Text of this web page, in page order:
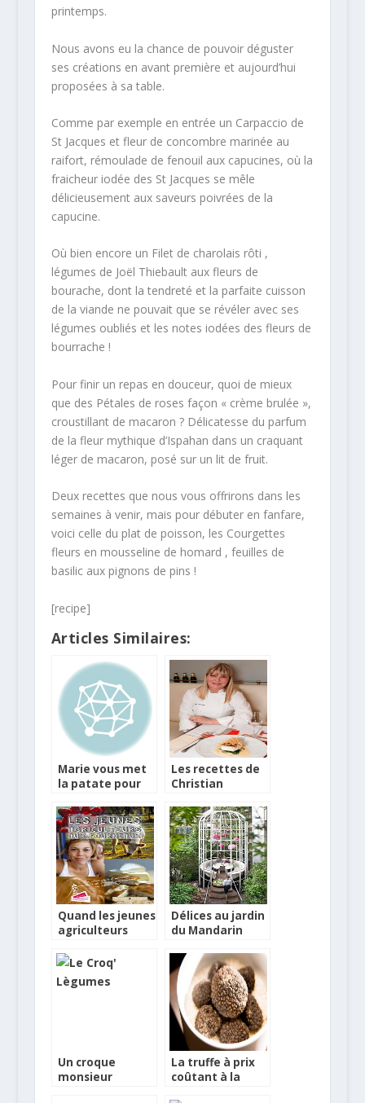
printemps.
Nous avons eu la chance de pouvoir déguster
ses créations en avant première et aujourd’hui
proposées à sa table.
Comme par exemple en entrée un Carpaccio de
St Jacques et fleur de concombre marinée au
raifort, rémoulade de fenouil aux capucines, où la
fraicheur iodée des St Jacques se mêle
délicieusement aux saveurs poivrées de la
capucine.
Où bien encore un Filet de charolais rôti ,
légumes de Joël Thiebault aux fleurs de
bourache, dont la tendreté et la parfaite cuisson
de la viande ne pouvait que se révéler avec ses
légumes oubliés et les notes iodées des fleurs de
bourrache !
Pour finir un repas en douceur, quoi de mieux
que des Pétales de roses façon « crème brulée »,
croustillant de macaron ? Délicatesse du parfum
de la fleur mythique d’Ispahan dans un craquant
léger de macaron, posé sur un lit de fruit.
Deux recettes que nous vous offrirons dans les
semaines à venir, mais pour débuter en fanfare,
voici celle du plat de poisson, les Courgettes
fleurs en mousseline de homard , feuilles de
basilic aux pignons de pins !
[recipe]
Articles Similaires:
Marie vous met
la patate pour
Les recettes de
Christian
Ghislaine
Arabian à la
bière Pur Malt
Quand les jeunes
agriculteurs
Délices au jardin
du Mandarin
Un croque
monsieur
La truffe à prix
coûtant à la